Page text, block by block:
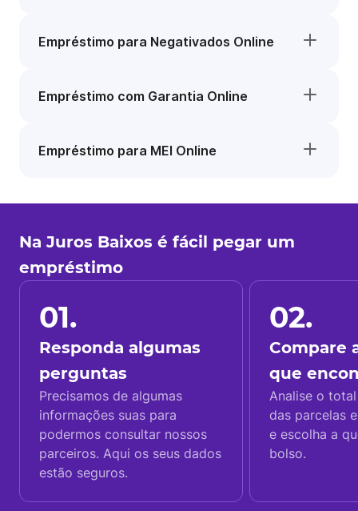
Empréstimo para Negativados Online
Empréstimo com Garantia Online
Empréstimo para MEI Online
Na Juros Baixos é fácil pegar um
empréstimo
01.
Responda algumas
perguntas
Precisamos de algumas
informações suas para
podermos consultar nossos
parceiros. Aqui os seus dados
estão seguros.
02.
Compare
que
Analise o
das parcelas
e escolha a
bolso.